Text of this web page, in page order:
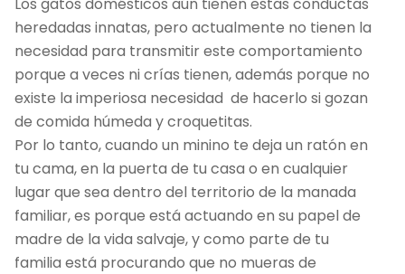
heredadas innatas, pero actualmente no tienen la
necesidad para transmitir este comportamiento
porque a veces ni crías tienen, además porque no
existe la imperiosa necesidad de hacerlo si gozan
de comida húmeda y croquetitas.
Por lo tanto, cuando un minino te deja un ratón en
tu cama, en la puerta de tu casa o en cualquier
lugar que sea dentro del territorio de la manada
familiar, es porque está actuando en su papel de
madre de la vida salvaje, y como parte de tu
familia está procurando que no mueras de